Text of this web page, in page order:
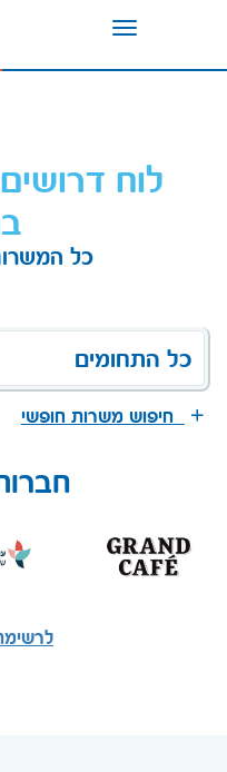
Toggle
לוח
כל
כל התחומים
חיפוש משרות חופשי